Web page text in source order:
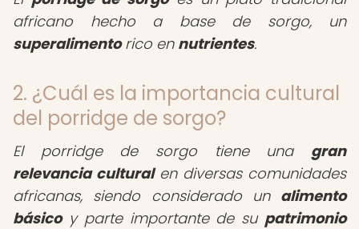
africano hecho a base de sorgo, un
superalimentorico en nutrientes.
2. ¿Cuál es la importancia cultural
del porridge de sorgo?
El porridge de sorgo tiene una gran
relevancia culturalen diversas comunidades
africanas, siendo considerado un alimento
básicoy parte importante de su patrimonio